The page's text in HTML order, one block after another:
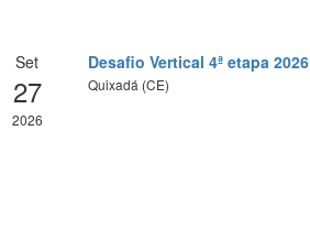
Set
27
2026
Desafio Vertical 4ª etapa 2026
Quixadá (CE)